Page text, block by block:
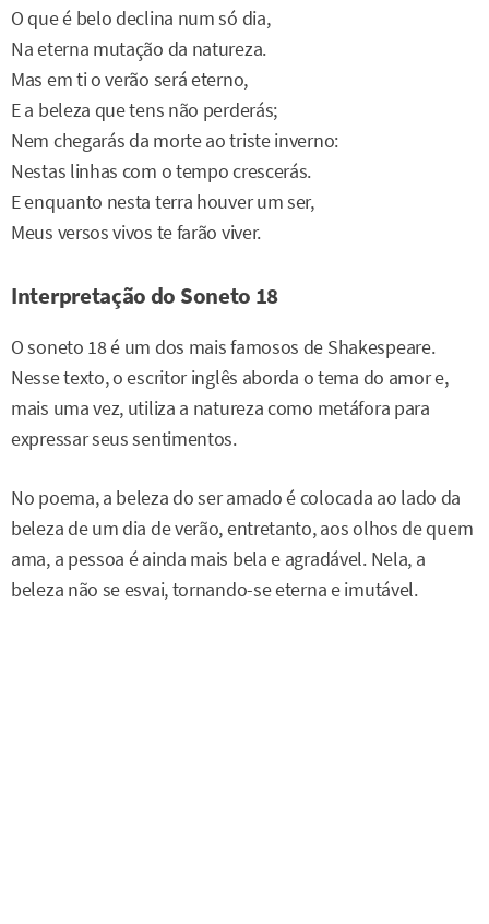
O que é belo declina num só dia,
Na eterna mutação da natureza.
Mas em ti o verão será eterno,
E a beleza que tens não perderás;
Nem chegarás da morte ao triste inverno:
Nestas linhas com o tempo crescerás.
E enquanto nesta terra houver um ser,
Meus versos vivos te farão viver.
Interpretação do Soneto 18
O soneto 18 é um dos mais famosos de Shakespeare.
Nesse texto, o escritor inglês aborda o tema do amor e,
mais uma vez, utiliza a natureza como metáfora para
expressar seus sentimentos.
No poema, a beleza do ser amado é colocada ao lado da
beleza de um dia de verão, entretanto, aos olhos de quem
ama, a pessoa é ainda mais bela e agradável. Nela, a
beleza não se esvai, tornando-se eterna e imutável.